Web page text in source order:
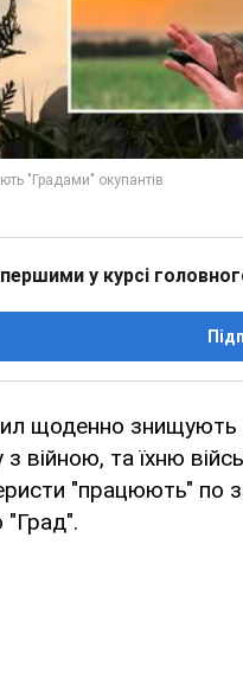
у курсі
щоденно знищують
війною, та їхню
"працюють"
"Град".